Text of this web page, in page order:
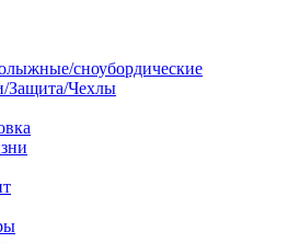
сноубордические
Защита/Чехлы